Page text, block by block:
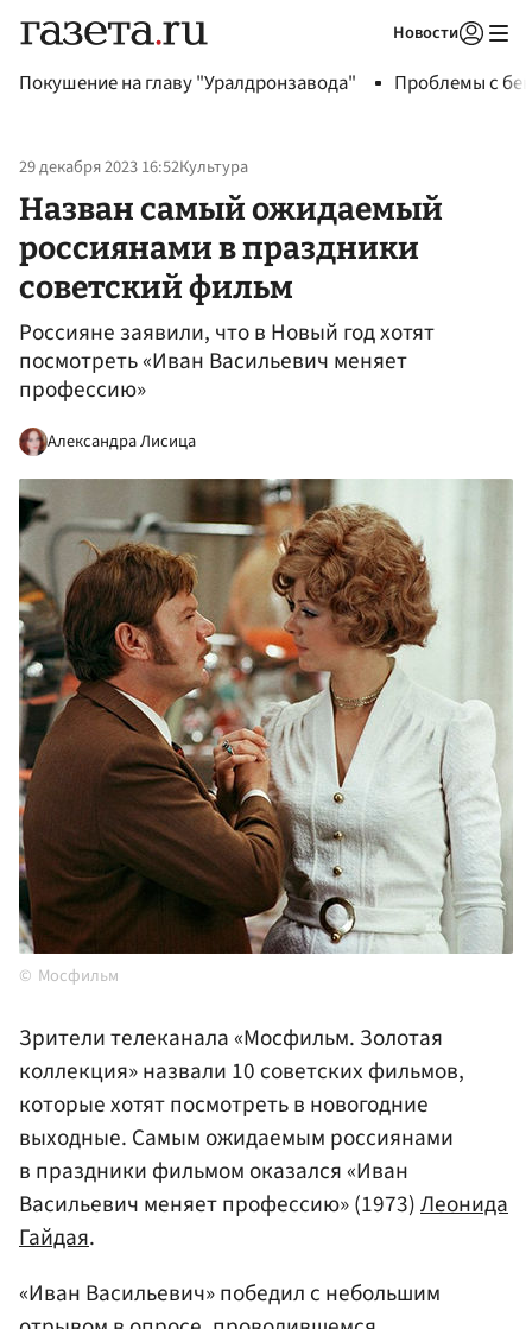
Новости
Покушение на главу "Уралдронзавода" Проблемы с
29 декабря 2023 16:52Культура
Назван самый ожидаемый
россиянами в праздники
советский фильм
Россияне заявили, что в Новый год хотят
посмотреть «Иван Васильевич меняет
профессию»
Александра Лисица
Мосфильм
Зрители телеканала «Мосфильм. Золотая
коллекция» назвали 10 советских фильмов,
которые хотят посмотреть в новогодние
выходные. Самым ожидаемым россиянами
в праздники фильмом оказался «Иван
Васильевич меняет профессию» (1973)Леонида
Гайдая.
«Иван Васильевич» победил с небольшим